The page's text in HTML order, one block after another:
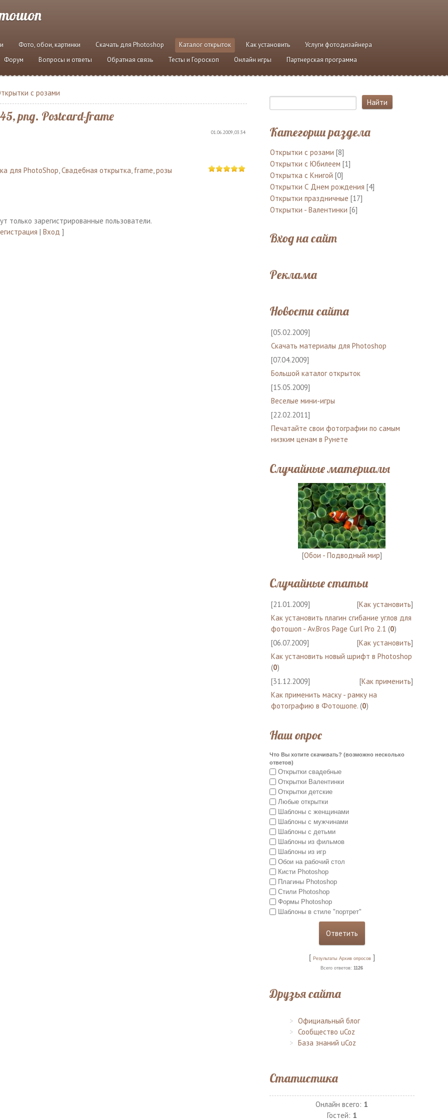
Фото, обои, картинки Скачать для Photoshop Каталог открыток Как установить
Услуги фотодизайнера
Форум
Вопросы и ответы Обратная связь Тесты и Гороскоп Онлайн игры Партнерская программа
с розами
png. Postcard-frame
01.06.2009, 03:34
для PhotoShop,Свадебная открытка, frame,розы
только зарегистрированные пользователи.
| Вход ]
Категории раздела
Открытки с розами [8]
Открытки с Юбилеем [1]
Открытка с Книгой [0]
Открытки С Днем рождения [4]
Открытки праздничные [17]
Открытки - Валентинки [6]
Вход на сайт
Реклама
Новости сайта
[05.02.2009]
Скачать материалы для Photoshop
[07.04.2009]
Большой каталог открыток
[15.05.2009]
Веселые мини-игры
[22.02.2011]
Печатайте свои фотографии по самым
низким ценам в Рунете
Случайные материалы
[Обои - Подводный мир]
Случайные статьи
[21.01.2009] [Как установить]
Как установить плагин сгибание углов для
фотошоп - Av.Bros Page Curl Pro 2.1 (0)
[06.07.2009]
[Как установить]
Как установить новый шрифт в Photoshop
(0)
[31.12.2009]
[Как применить]
Как применить маску - рамку на
фотографию в Фотошопе. (0)
Наш опрос
Что Вы хотите скачивать? (возможно несколько
ответов)
Открытки свадебные
Открытки Валентинки
Открытки детские
Любые открытки
Шаблоны с женщинами
Шаблоны с мужчинами
Шаблоны с детьми
Шаблоны из фильмов
Шаблоны из игр
Обои на рабочий стол
Кисти Photoshop
Плагины Photoshop
Стили Photoshop
Формы Photoshop
Шаблоны в стиле "портрет"
[ Результаты Архив опросов]
Всего ответов:1126
Друзья сайта
Официальный блог
Сообщество uCoz
База знаний uCoz
Статистика
Онлайн всего: 1
Гостей: 1